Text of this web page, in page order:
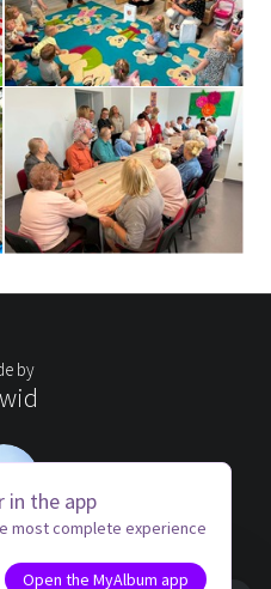
by
in the app
most complete experience
Open the MyAlbum app